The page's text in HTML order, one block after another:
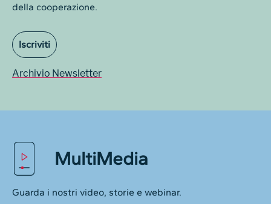
della cooperazione.
Iscriviti
Archivio Newsletter
MultiMedia
Guarda i nostri video, storie e webinar.